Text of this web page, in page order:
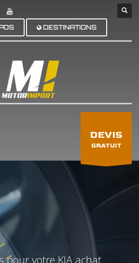
DESTINATIONS
DEVIS
GRATUIT
pour votre KIA achat